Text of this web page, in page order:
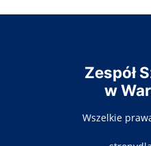
Zespół
w
Wszelkie